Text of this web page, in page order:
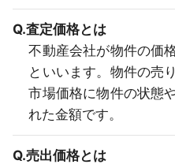
Q.査定価格とは
不動産会社が物件の価
といいます。物件の売
市場価格に物件の状態
れた金額です。
Q.売出価格とは